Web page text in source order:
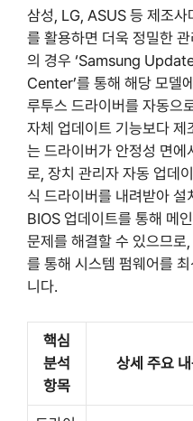
삼성, LG, ASUS 등 제조사
를 활용하면 더욱 정밀한
의 경우 ‘Samsung
Center’를 통해 해당 모델
루투스 드라이버를 자동으
자체 업데이트 기능보다
는 드라이버가 안정성 면에
로, 장치 관리자 자동 업데
식 드라이버를 내려받아
BIOS 업데이트를 통해 메
문제를 해결할 수 있으므로
를 통해 시스템 펌웨어를
니다.
핵심
분석
항목
상세 주요